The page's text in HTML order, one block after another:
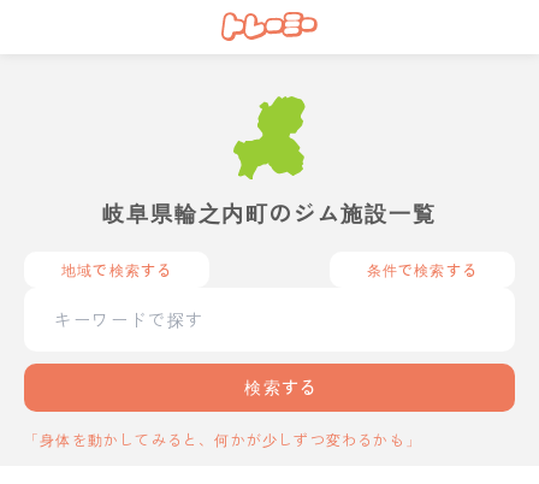
岐阜県輪之内町のジム施設一覧
地域で検索する 条件で検索する
検索する
「身体を動かしてみると、何かが少しずつ変わるかも」